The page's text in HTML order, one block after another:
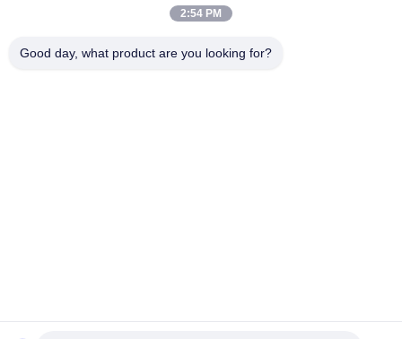
Εμφάνιση VR
Επισκέψεις Στο Εργοστάσιο
2:54 PM
Good day, what product are you looking for?